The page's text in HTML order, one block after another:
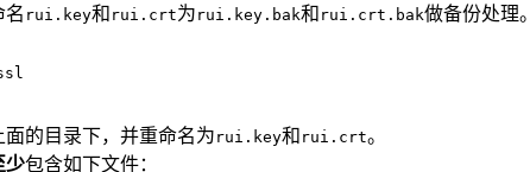
名 rui.key和 rui.crt为 rui.key.bak和 rui.crt.bak做备份处理。
的目录下，并重命名为rui.key和 rui.crt。
少包含如下文件：